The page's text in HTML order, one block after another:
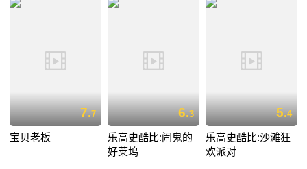
7.7
宝贝老板
6.3
乐高史酷比:闹鬼的
好莱坞
5.4
乐高史酷比:沙滩狂
欢派对